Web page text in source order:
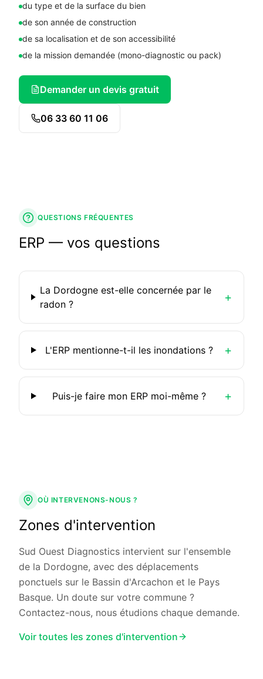
du type et de la surface du bien
de son année de construction
de sa localisation et de son accessibilité
de la mission demandée (mono-diagnostic ou pack)
Demander un devis gratuit
06 33 60 11 06
QUESTIONS FRÉQUENTES
ERP — vos questions
La Dordogne est-elle concernée par le
radon ?
+
L'ERP mentionne-t-il les inondations ? +
Puis-je faire mon ERP moi-même ? +
OÙ INTERVENONS-NOUS ?
Zones d'intervention
Sud Ouest Diagnostics intervient sur l'ensemble
de la Dordogne, avec des déplacements
ponctuels sur le Bassin d'Arcachon et le Pays
Basque. Un doute sur votre commune ?
Contactez-nous, nous étudions chaque demande.
Voir toutes les zones d'intervention